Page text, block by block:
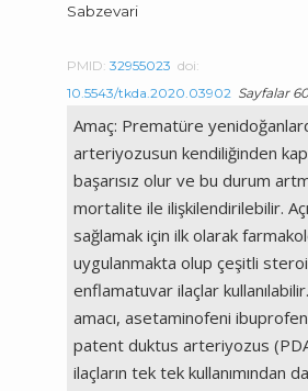
Sabzevari
PMID:32955023 doi:
10.5543/tkda.2020.03902 Sayfalar
Amaç: Prematüre
arteriyozusun kendiliğinden
başarısız olur ve bu durum
mortalite ile ilişkilendirilebilir.
sağlamak için ilk olarak
uygulanmakta olup çeşitli
enflamatuvar ilaçlar kullanılabilir.
amacı, asetaminofeni
patent duktus arteriyozus
ilaçların tek tek kullanımından